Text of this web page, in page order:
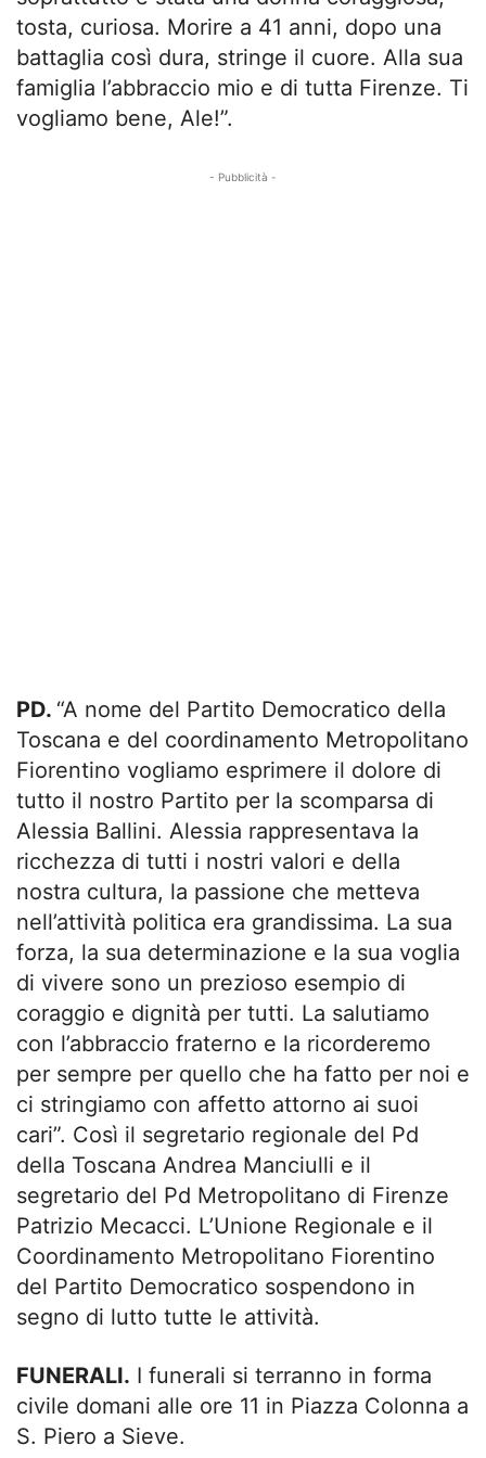
tosta, curiosa. Morire a 41 anni, dopo una
battaglia così dura, stringe il cuore. Alla sua
famiglia l’abbraccio mio e di tutta Firenze. Ti
vogliamo bene, Ale!”.
- Pubblicità -
PD. “A nome del Partito Democratico della
Toscana e del coordinamento Metropolitano
Fiorentino vogliamo esprimere il dolore di
tutto il nostro Partito per la scomparsa di
Alessia Ballini. Alessia rappresentava la
ricchezza di tutti i nostri valori e della
nostra cultura, la passione che metteva
nell’attività politica era grandissima. La sua
forza, la sua determinazione e la sua voglia
di vivere sono un prezioso esempio di
coraggio e dignità per tutti. La salutiamo
con l’abbraccio fraterno e la ricorderemo
per sempre per quello che ha fatto per noi e
ci stringiamo con affetto attorno ai suoi
cari”. Così il segretario regionale del Pd
della Toscana Andrea Manciulli e il
segretario del Pd Metropolitano di Firenze
Patrizio Mecacci. L’Unione Regionale e il
Coordinamento Metropolitano Fiorentino
del Partito Democratico sospendono in
segno di lutto tutte le attività.
FUNERALI. I funerali si terranno in forma
civile domani alle ore 11 in Piazza Colonna a
S. Piero a Sieve.